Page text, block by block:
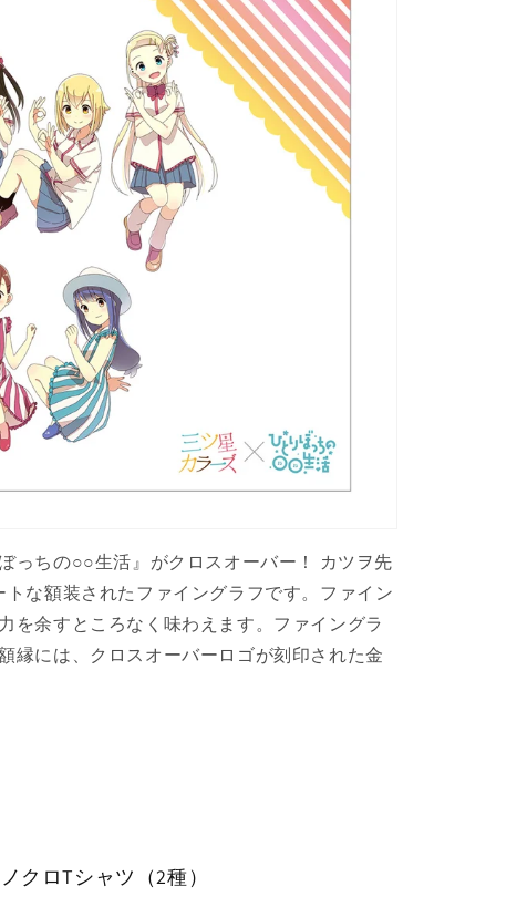
っちの○○生活』がクロスオーバー！ カツヲ先
な額装されたファイングラフです。ファイン
を余すところなく味わえます。ファイングラ
縁には、クロスオーバーロゴが刻印された金
ロTシャツ（2種）